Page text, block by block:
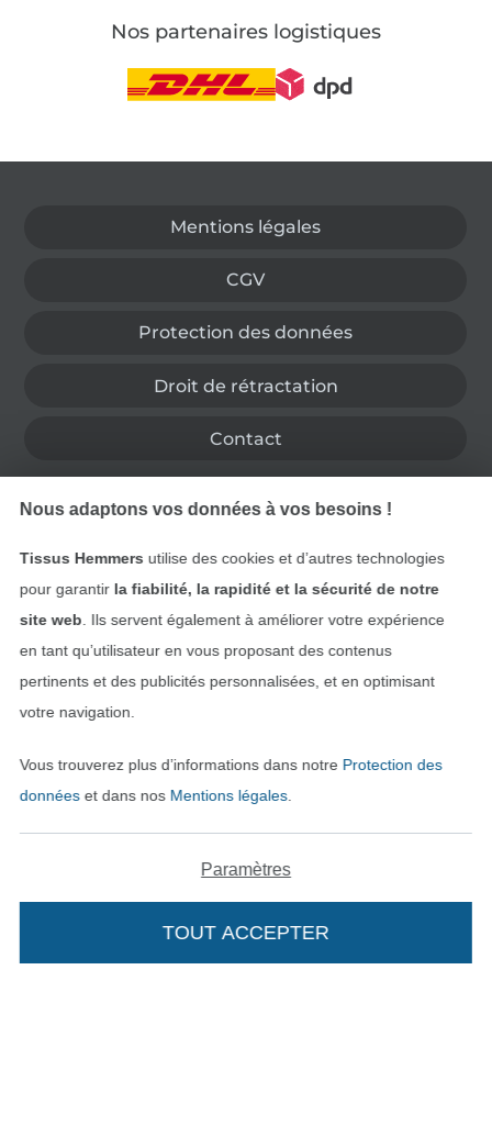
Ajouter à mon panier
Nos partenaires logistiques
Mentions légales
CGV
Protection des données
Droit de rétractation
Contact
Rétractation de commande
Trouvez plus d’idées
Nederlands
Passer à la boutique
Nous adaptons vos données à vos besoins !
Tissus Hemmers utilise des cookies et d’autres technologies
pour garantir la fiabilité, la rapidité et la sécurité de notre
site web . Ils servent également à améliorer votre expérience
en tant qu’utilisateur en vous proposant des contenus
pertinents et des publicités personnalisées, et en optimisant
votre navigation.
Vous trouverez plus d’informations dans notre Protection des
donnéeset dans nos Mentions légales.
Paramètres
TOUT ACCEPTER